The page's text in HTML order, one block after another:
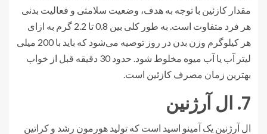
مقدار کازئین با توجه به هدف، وضعیت سلامتی و فعالیت بدنی
هر فرد متفاوت است. به طور کلی بین 0.8 تا 2.2 گرم به ازای
هر کیلوگرم وزن بدن در روز توصیه می‌شود که باید با 200 میلی
لیتر آب یا آب میوه مخلوط شود. حدود 30 دقیقه قبل از خواب
بهترین زمان مصرف کازئین است.
7. ال آرژنین
ال آرژنین یک آمینو اسید است که تولید هورمون رشد و کراتین